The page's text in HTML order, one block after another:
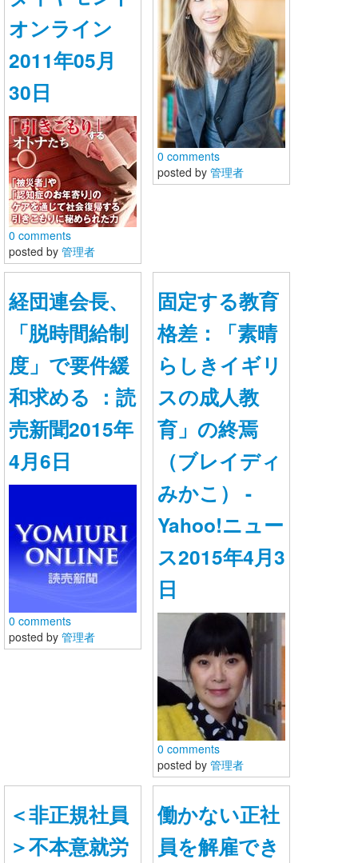
オンライン
2011年05月
30日
0 comments
posted by 管理者
0 comments
posted by 管理者
経団連会長、
「脱時間給制
度」で要件緩
和求める ：読
売新聞2015年
4月6日
0 comments
posted by 管理者
固定する教育
格差：「素晴
らしきイギリ
スの成人教
育」の終焉
（ブレイディ
みかこ） -
Yahoo!ニュー
ス2015年4月3
日
0 comments
posted by 管理者
＜非正規社員
＞不本意就労
働かない正社
員を解雇でき